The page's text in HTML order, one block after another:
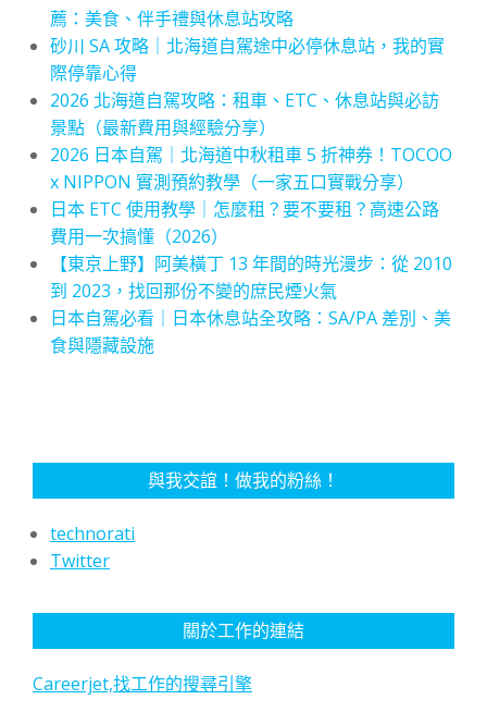
薦：美食、伴手禮與休息站攻略
砂川 SA 攻略｜北海道自駕途中必停休息站，我的實
際停靠心得
2026 北海道自駕攻略：租車、ETC、休息站與必訪
景點（最新費用與經驗分享）
2026 日本自駕｜北海道中秋租車 5 折神券！TOCOO
x NIPPON 實測預約教學（一家五口實戰分享）
日本 ETC 使用教學｜怎麼租？要不要租？高速公路
費用一次搞懂（2026）
【東京上野】阿美橫丁 13 年間的時光漫步：從 2010
到 2023，找回那份不變的庶民煙火氣
日本自駕必看｜日本休息站全攻略：SA/PA 差別、美
食與隱藏設施
與我交誼！做我的粉絲！
technorati
Twitter
關於工作的連結
Careerjet,找工作的搜尋引擎